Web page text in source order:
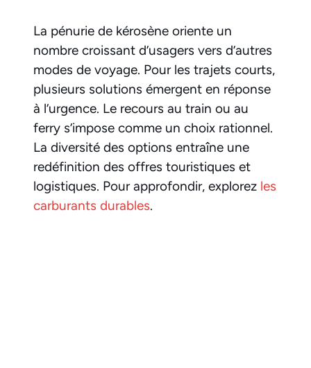
La pénurie de kérosène oriente un
nombre croissant d’usagers vers d’autres
modes de voyage. Pour les trajets courts,
plusieurs solutions émergent en réponse
à l’urgence. Le recours au train ou au
ferry s’impose comme un choix rationnel.
La diversité des options entraîne une
redéfinition des offres touristiques et
logistiques. Pour approfondir, explorez les
carburants durables.